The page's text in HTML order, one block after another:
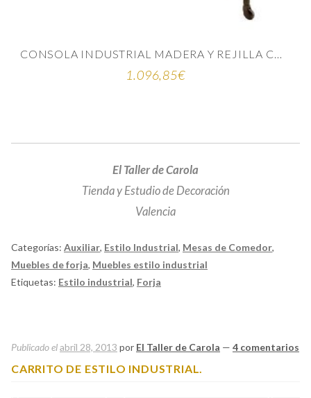
1.096,85€
El Taller de Carola
Tienda y Estudio de Decoración
Valencia
Categorías: Auxiliar, Estilo Industrial, Mesas de Comedor,
Muebles de forja, Muebles estilo industrial
Etiquetas: Estilo industrial, Forja
Publicado elabril 28, 2013 por El Taller de Carola — 4 comentarios
CARRITO DE ESTILO INDUSTRIAL.